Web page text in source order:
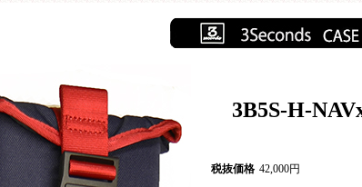
3B5S-H-
税抜価格 42,000円